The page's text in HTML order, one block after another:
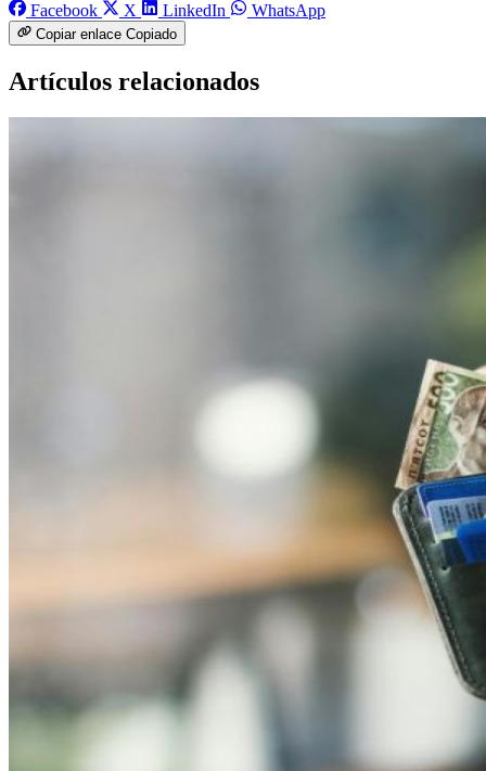
Facebook
X LinkedIn WhatsApp
Copiar enlace Copiado
Artículos relacionados